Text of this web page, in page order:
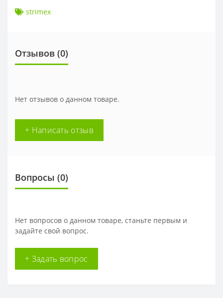
strimex
Отзывов (0)
Нет отзывов о данном товаре.
+ Написать отзыв
Вопросы (0)
Нет вопросов о данном товаре, станьте первым и
задайте свой вопрос.
+ Задать вопрос